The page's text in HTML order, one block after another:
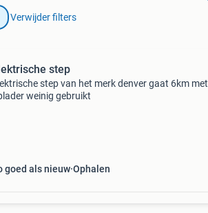
Verwijder filters
step
step van het merk denver gaat 6km met
weinig gebruikt
goed als nieuw Ophalen